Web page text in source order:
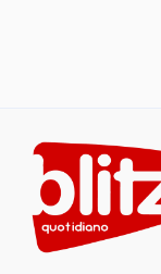
content